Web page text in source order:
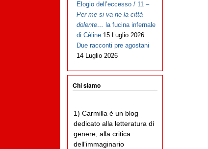
Elogio dell’eccesso / 11 –
Per me si va ne la città
dolente… la fucina infernale
di Cèline 15 Luglio 2026
Due racconti pre agostani
14 Luglio 2026
Chi siamo
1) Carmilla è un blog
dedicato alla letteratura di
genere, alla critica
dell'immaginario